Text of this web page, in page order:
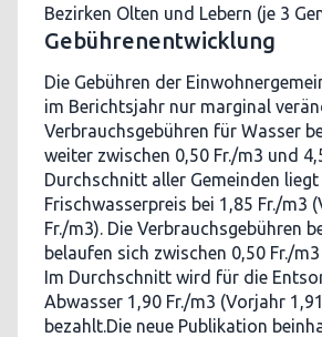
Bezirken Olten und Lebern (je 3
Gebührenentwicklung
Die Gebühren der
im Berichtsjahr nur marginal
Verbrauchsgebühren für Wasser
weiter zwischen 0,50 Fr./m3 und
Durchschnitt aller Gemeinden
Frischwasserpreis bei 1,85 Fr./m3
Fr./m3). Die Verbrauchsgebühren
belaufen sich zwischen 0,50 Fr./
Im Durchschnitt wird für die
Abwasser 1,90 Fr./m3 (Vorjahr
bezahlt.Die neue Publikation